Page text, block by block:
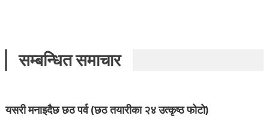
सम्बन्धित समाचार
यसरी मनाइदैछ छठ पर्व (छठ तयारीका २४ उत्कृष्ठ फोटो)